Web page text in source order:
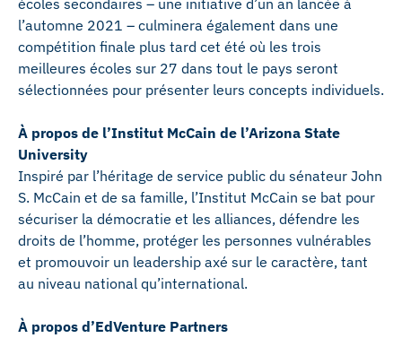
écoles secondaires – une initiative d’un an lancée à
l’automne 2021 – culminera également dans une
compétition finale plus tard cet été où les trois
meilleures écoles sur 27 dans tout le pays seront
sélectionnées pour présenter leurs concepts individuels.
À propos de l’Institut McCain de l’Arizona State
University
Inspiré par l’héritage de service public du sénateur John
S. McCain et de sa famille, l’Institut McCain se bat pour
sécuriser la démocratie et les alliances, défendre les
droits de l’homme, protéger les personnes vulnérables
et promouvoir un leadership axé sur le caractère, tant
au niveau national qu’international.
À propos d’EdVenture Partners